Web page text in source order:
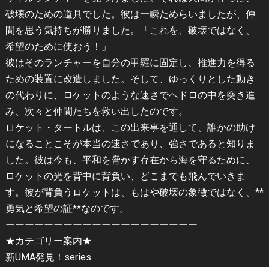
破壊のための道具でした。彼は一瞬ためらいましたが、仲
間を思う気持ちが勝りました。「これを、破壊ではなく、
希望のために使おう！」
彼はそのランチャーを自分の甲羅に固定し、推進力を得る
ための装置に改造しました。そして、ゆっくりとした動き
の代わりに、ロケットのような速さでヘドロの中を突き進
み、次々と仲間たちを救い出したのです。
ロケット・タートルは、この出来事を通して、誰かの助け
になることこそが本当の速さであり、強さであると知りま
した。彼は今も、平和を脅かす存在から海を守るために、
ロケットの光を背中に背負い、どこまでも飛んでいきま
す。彼が背負うロケットは、もはや破壊の象徴ではなく、**
勇気と希望の証**なのです。
ーーーーーーーーーーーーーーーーーーーー
★カテゴリー案内★
新UMA発見！series